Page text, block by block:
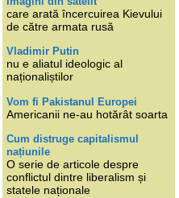
care arată încercuirea Kievului
de către armata rusă
Vladimir Putin
nu e aliatul ideologic al
naționaliștilor
Vom fi Pakistanul Europei
Americanii ne-au hotărât soarta
Cum distruge capitalismul
națiunile
O serie de articole despre
conflictul dintre liberalism și
statele naționale